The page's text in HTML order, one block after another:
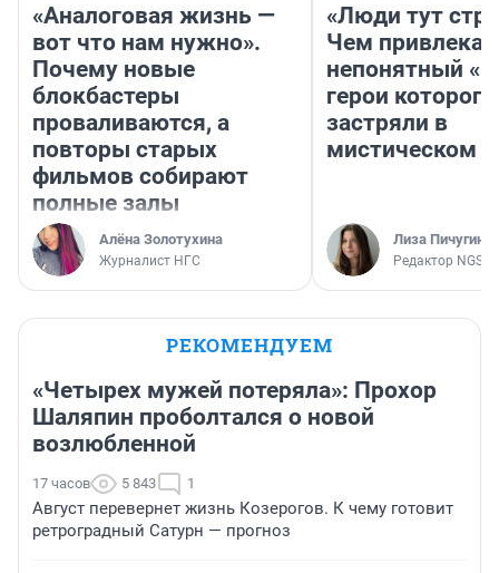
«Аналоговая жизнь —
вот что нам нужно».
Почему новые
блокбастеры
проваливаются, а
повторы старых
фильмов собирают
полные залы
Алёна Золотухина
Журналист НГС
«Люди тут
Чем
непонятный
герои которого
застряли в
мистическом
Лиза Пичугина
Редактор
РЕКОМЕНДУЕМ
«Четырех мужей потеряла»: Прохор
Шаляпин проболтался о новой
возлюбленной
17 часов 5 843 1
Август перевернет жизнь Козерогов. К чему готовит
ретроградный Сатурн — прогноз